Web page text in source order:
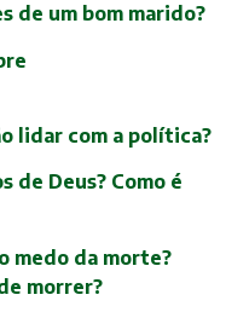
de um bom marido?
lidar com a política?
de Deus? Como é
medo da morte?
morrer?